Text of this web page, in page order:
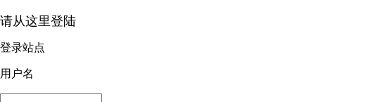
请从这里登陆
登录站点
用户名